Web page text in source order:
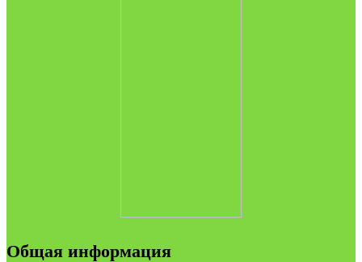
Общая информация